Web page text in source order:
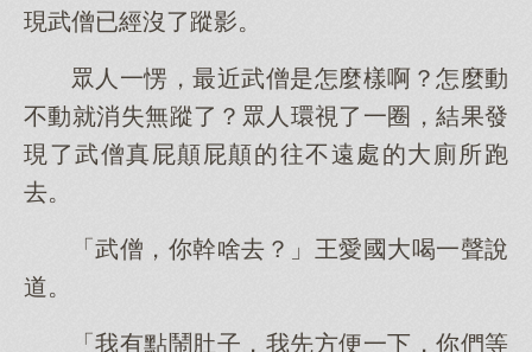
現武僧已經沒了蹤影。
眾人一愣，最近武僧是怎麼樣啊？怎麼動
不動就消失無蹤了？眾人環視了一圈，結果發
現了武僧真屁顛屁顛的往不遠處的大廁所跑
去。
「武僧，你幹啥去？」王愛國大喝一聲說
道。
「我有點鬧肚子，我先方便一下，你們等